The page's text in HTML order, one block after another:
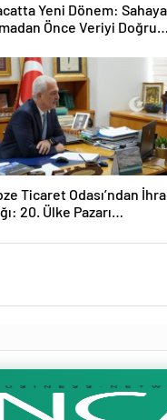
Yeni Dönem: Sahaya
Önce Veriyi Doğru
Ticaret Odası’ndan
20. Ülke Pazarı